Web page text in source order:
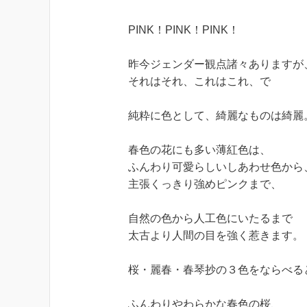
PINK！PINK！PINK！
昨今ジェンダー観点諸々ありますが
それはそれ、これはこれ、で
純粋に色として、綺麗なものは綺麗
春色の花にも多い薄紅色は、
ふんわり可愛らしいしあわせ色から
主張くっきり強めピンクまで、
自然の色から人工色にいたるまで
太古より人間の目を強く惹きます。
桜・麗春・春琴抄の３色をならべる
ふんわりやわらかな春色の桜、